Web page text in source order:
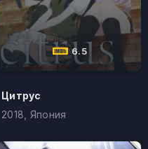
6.5
Цитрус
2018, Япония